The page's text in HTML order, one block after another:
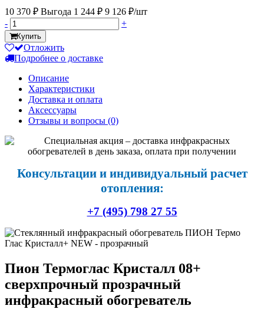
10 370 ₽ Выгода 1 244 ₽ 9 126 ₽/шт
-
+
Купить
Отложить
Подробнее о доставке
Описание
Характеристики
Доставка и оплата
Аксессуары
Отзывы и вопросы (0)
Консультации и индивидуальный расчет
отопления:
+7 (495) 798 27 55
Пион Термоглас Кристалл 08+
сверхпрочный прозрачный
инфракрасный обогреватель